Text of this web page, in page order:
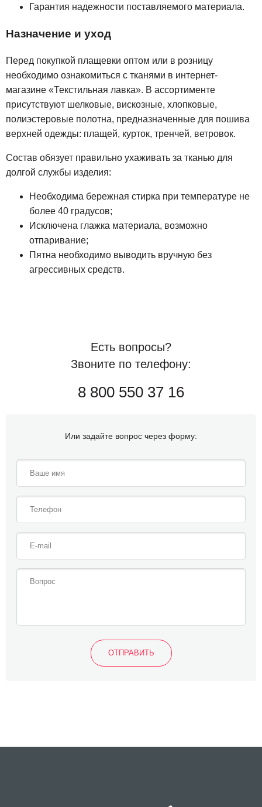
Гарантия надежности поставляемого материала.
Назначение и уход
Перед покупкой плащевки оптом или в розницу
необходимо ознакомиться с тканями в интернет-
магазине «Текстильная лавка». В ассортименте
присутствуют шелковые, вискозные, хлопковые,
полиэстеровые полотна, предназначенные для пошива
верхней одежды: плащей, курток, тренчей, ветровок.
Состав обязует правильно ухаживать за тканью для
долгой службы изделия:
Необходима бережная стирка при температуре не
более 40 градусов;
Исключена глажка материала, возможно
отпаривание;
Пятна необходимо выводить вручную без
агрессивных средств.
Есть вопросы?
Звоните по телефону:
8 800 550 37 16
Или задайте вопрос через форму: